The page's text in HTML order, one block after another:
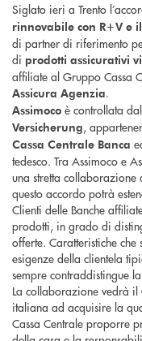
Siglato ieri a Trento
rinnovabile con R+V e
di partner di riferimento
di prodotti assicurativi
affiliate al Gruppo Cassa
Assicura Agenzia.
Assimoco è controllata
Versicherung,
Cassa Centrale Banca
tedesco. Tra Assimoco e
una stretta
questo accordo potrà
Clienti delle Banche
prodotti, in grado di
offerte. Caratteristiche
esigenze della clientela
sempre contraddistingue
La collaborazione vedrà
italiana ad acquisire la
Cassa Centrale proporre